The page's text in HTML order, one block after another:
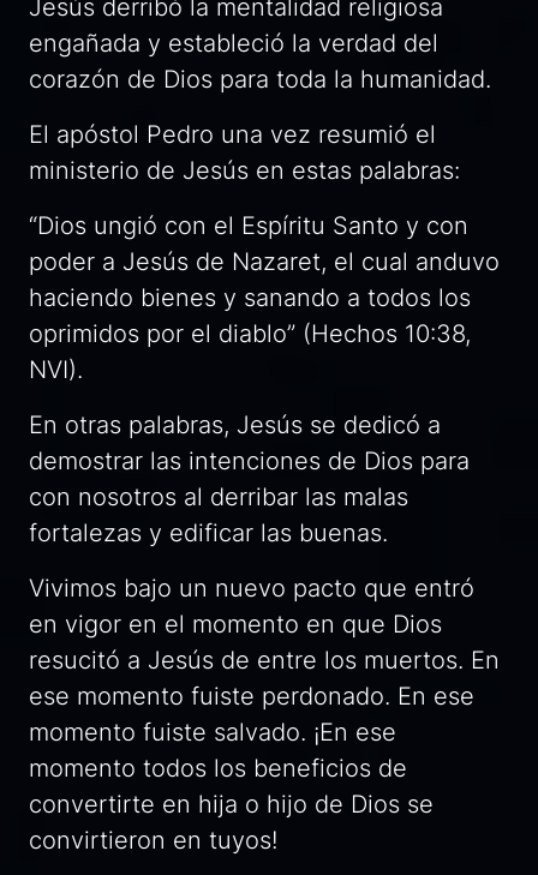
engañada y estableció la verdad del
corazón de Dios para toda la humanidad.
El apóstol Pedro una vez resumió el
ministerio de Jesús en estas palabras:
“Dios ungió con el Espíritu Santo y con
poder a Jesús de Nazaret, el cual anduvo
haciendo bienes y sanando a todos los
oprimidos por el diablo” (Hechos 10:38,
NVI).
En otras palabras, Jesús se dedicó a
demostrar las intenciones de Dios para
con nosotros al derribar las malas
fortalezas y edificar las buenas.
Vivimos bajo un nuevo pacto que entró
en vigor en el momento en que Dios
resucitó a Jesús de entre los muertos. En
ese momento fuiste perdonado. En ese
momento fuiste salvado. ¡En ese
momento todos los beneficios de
convertirte en hija o hijo de Dios se
convirtieron en tuyos!